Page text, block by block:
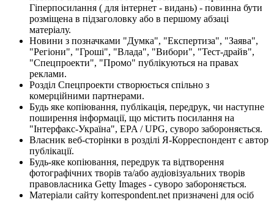
Гіперпосилання ( для інтернет - видань) - повинна бути
розміщена в підзаголовку або в першому абзаці
матеріалу.
Новини з позначками "Думка", "Експертиза", "Заява",
"Регіони", "Гроші", "Влада", "Вибори", "Тест-драйв",
"Спецпроекти", "Промо" публікуються на правах
реклами.
Розділ Спецпроекти створюється спільно з
комерційними партнерами.
Будь яке копіювання, публікація, передрук, чи наступне
поширення інформації, що містить посилання на
"Інтерфакс-Україна", EPA / UPG, суворо забороняється.
Власник веб-сторінки в розділі Я-Корреспондент є автор
публікації.
Будь-яке копіювання, передрук та відтворення
фотографічних творів та/або аудіовізуальних творів
правовласника Getty Images - суворо забороняється.
Матеріали сайту korrespondent.net призначені для осіб